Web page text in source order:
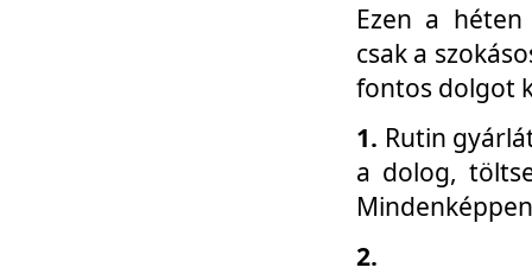
Ezen a
csak a
fontos dolgot
1. Rutin
a dolog,
2.